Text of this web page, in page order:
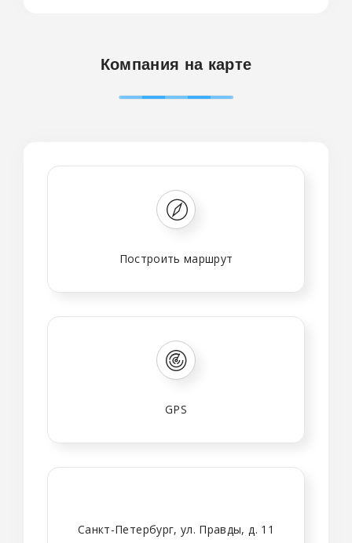
Компания на карте
Построить маршрут
GPS
Санкт-Петербург, ул. Правды, д. 11